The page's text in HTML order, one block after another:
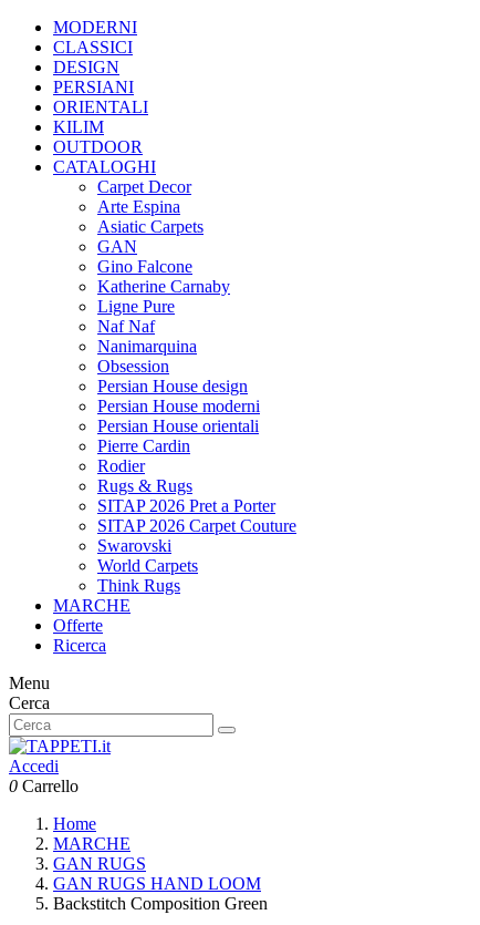
MODERNI
CLASSICI
DESIGN
PERSIANI
ORIENTALI
KILIM
OUTDOOR
CATALOGHI
Carpet Decor
Arte Espina
Asiatic Carpets
GAN
Gino Falcone
Katherine Carnaby
Ligne Pure
Naf Naf
Nanimarquina
Obsession
Persian House design
Persian House moderni
Persian House orientali
Pierre Cardin
Rodier
Rugs & Rugs
SITAP 2026 Pret a Porter
SITAP 2026 Carpet Couture
Swarovski
World Carpets
Think Rugs
MARCHE
Offerte
Ricerca
Menu
Cerca
Accedi
0 Carrello
Home
MARCHE
GAN RUGS
GAN RUGS HAND LOOM
Backstitch Composition Green